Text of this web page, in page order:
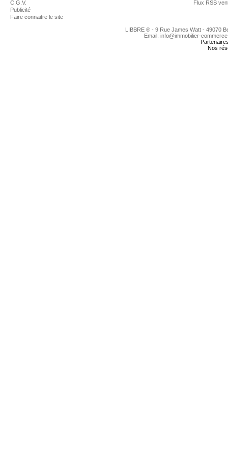
C.G.V.
Publicité
Faire connaitre le site
Flux RSS
LIBBRE ® - 9 Rue James Watt - 49070
Email: info@immobilier-
Nos